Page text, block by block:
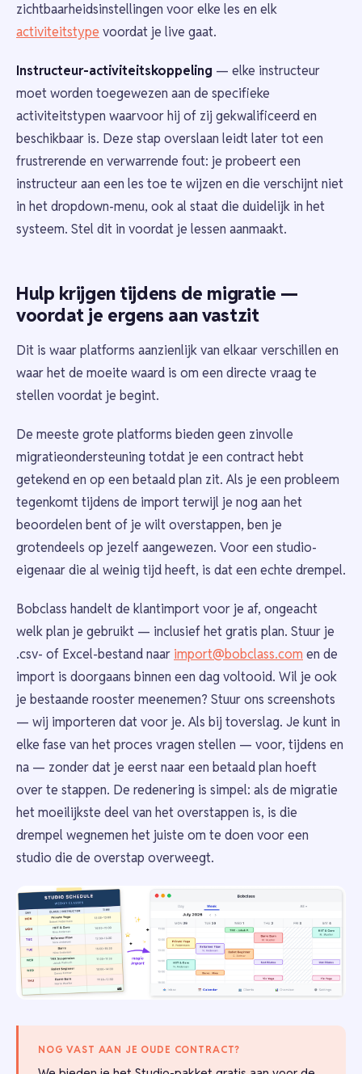
zichtbaarheidsinstellingen voor elke les en elk
activiteitstype voordat je live gaat.
Instructeur-activiteitskoppeling — elke instructeur
moet worden toegewezen aan de specifieke
activiteitstypen waarvoor hij of zij gekwalificeerd en
beschikbaar is. Deze stap overslaan leidt later tot een
frustrerende en verwarrende fout: je probeert een
instructeur aan een les toe te wijzen en die verschijnt niet
in het dropdown-menu, ook al staat die duidelijk in het
systeem. Stel dit in voordat je lessen aanmaakt.
Hulp krijgen tijdens de migratie —
voordat je ergens aan vastzit
Dit is waar platforms aanzienlijk van elkaar verschillen en
waar het de moeite waard is om een directe vraag te
stellen voordat je begint.
De meeste grote platforms bieden geen zinvolle
migratieondersteuning totdat je een contract hebt
getekend en op een betaald plan zit. Als je een probleem
tegenkomt tijdens de import terwijl je nog aan het
beoordelen bent of je wilt overstappen, ben je
grotendeels op jezelf aangewezen. Voor een studio-
eigenaar die al weinig tijd heeft, is dat een echte drempel.
Bobclass handelt de klantimport voor je af, ongeacht
welk plan je gebruikt — inclusief het gratis plan. Stuur je
.csv- of Excel-bestand naar import@bobclass.com en de
import is doorgaans binnen een dag voltooid. Wil je ook
je bestaande rooster meenemen? Stuur ons screenshots
— wij importeren dat voor je. Als bij toverslag. Je kunt in
elke fase van het proces vragen stellen — voor, tijdens en
na — zonder dat je eerst naar een betaald plan hoeft
over te stappen. De redenering is simpel: als de migratie
het moeilijkste deel van het overstappen is, is die
drempel wegnemen het juiste om te doen voor een
studio die de overstap overweegt.
NOG VAST AAN JE OUDE CONTRACT?